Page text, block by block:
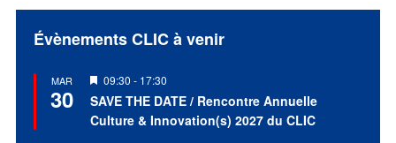
Évènements CLIC à venir
MAR
30
Mis
en
avant
09:30 - 17:30
SAVE THE DATE / Rencontre Annuelle
Culture & Innovation(s) 2027 du CLIC